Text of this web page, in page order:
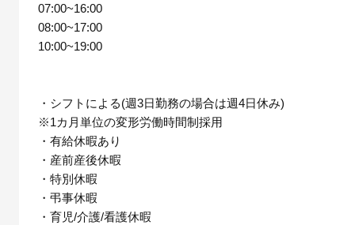
07:00~16:00
08:00~17:00
10:00~19:00
・シフトによる(週3日勤務の場合は週4日休み)
※1カ月単位の変形労働時間制採用
・有給休暇あり
・産前産後休暇
・特別休暇
・弔事休暇
・育児/介護/看護休暇